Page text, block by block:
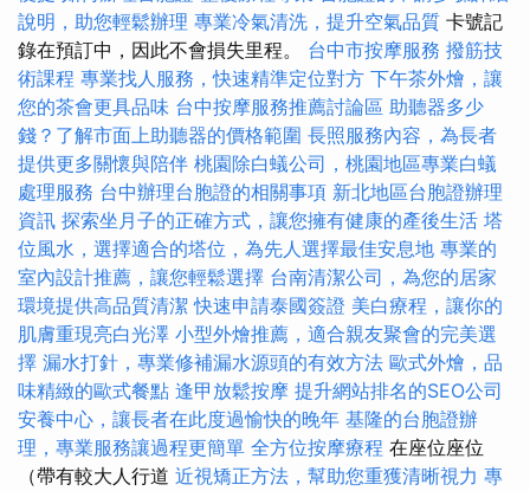
說明，助您輕鬆辦理 專業冷氣清洗，提升空氣品質 卡號記
錄在預訂中，因此不會損失里程。 台中市按摩服務 撥筋技
術課程 專業找人服務，快速精準定位對方 下午茶外燴，讓
您的茶會更具品味 台中按摩服務推薦討論區 助聽器多少
錢？了解市面上助聽器的價格範圍 長照服務內容，為長者
提供更多關懷與陪伴 桃園除白蟻公司，桃園地區專業白蟻
處理服務 台中辦理台胞證的相關事項 新北地區台胞證辦理
資訊 探索坐月子的正確方式，讓您擁有健康的產後生活 塔
位風水，選擇適合的塔位，為先人選擇最佳安息地 專業的
室內設計推薦，讓您輕鬆選擇 台南清潔公司，為您的居家
環境提供高品質清潔 快速申請泰國簽證 美白療程，讓你的
肌膚重現亮白光澤 小型外燴推薦，適合親友聚會的完美選
擇 漏水打針，專業修補漏水源頭的有效方法 歐式外燴，品
味精緻的歐式餐點 逢甲放鬆按摩 提升網站排名的SEO公司
安養中心，讓長者在此度過愉快的晚年 基隆的台胞證辦
理，專業服務讓過程更簡單 全方位按摩療程 在座位座位
（帶有較大人行道 近視矯正方法，幫助您重獲清晰視力 專